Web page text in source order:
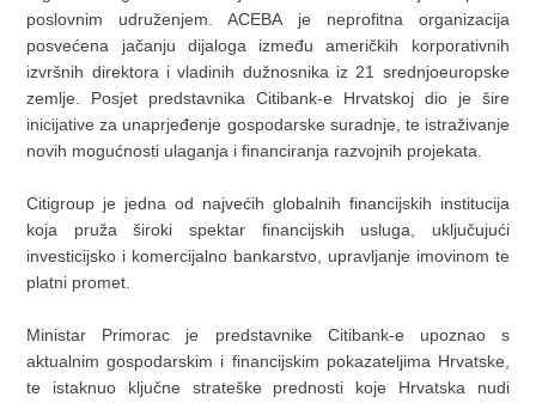
poslovnim udruženjem. ACEBA je neprofitna organizacija
posvećena jačanju dijaloga između američkih korporativnih
izvršnih direktora i vladinih dužnosnika iz 21 srednjoeuropske
zemlje. Posjet predstavnika Citibank-e Hrvatskoj dio je šire
inicijative za unaprjeđenje gospodarske suradnje, te istraživanje
novih mogućnosti ulaganja i financiranja razvojnih projekata.
Citigroup je jedna od najvećih globalnih financijskih institucija
koja pruža široki spektar financijskih usluga, uključujući
investicijsko i komercijalno bankarstvo, upravljanje imovinom te
platni promet.
Ministar Primorac je predstavnike Citibank-e upoznao s
aktualnim gospodarskim i financijskim pokazateljima Hrvatske,
te istaknuo ključne strateške prednosti koje Hrvatska nudi